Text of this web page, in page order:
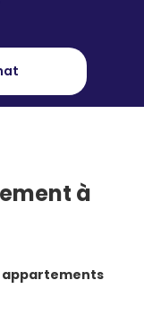
à
appartements